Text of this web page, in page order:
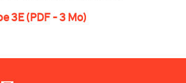
3E (PDF - 3 Mo)